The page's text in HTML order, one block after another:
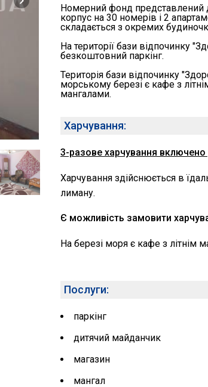
Номерний фонд представлений
корпус на 30 номерів і 2
складається з окремих
На території бази відпочинку
безкоштовний паркінг.
Територія бази відпочинку
морському березі є кафе з
мангалами.
Харчування:
3-разове харчування включено
Харчування здійснюється в
лиману.
Є можливість замовити
На березі моря є кафе з літнім
Послуги:
паркінг
дитячий майданчик
магазин
мангал